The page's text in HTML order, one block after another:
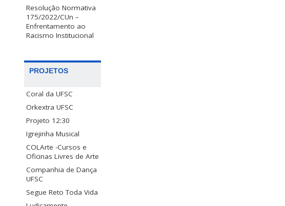
Resolução Normativa
175/2022/CUn –
Enfrentamento ao
Racismo Institucional
PROJETOS
Coral da UFSC
Orkextra UFSC
Projeto 12:30
Igrejinha Musical
COLArte -Cursos e
Oficinas Livres de Arte
Companhia de Dança
UFSC
Segue Reto Toda Vida